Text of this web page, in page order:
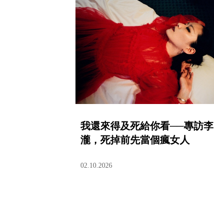
我還來得及死給你看──專訪李
瀧，死掉前先當個瘋女人
02.10.2026